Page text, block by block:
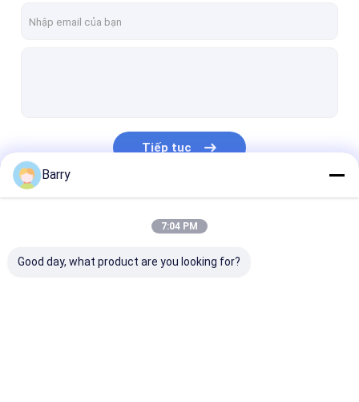
Bút đánh dấu
Keo silicone
Tiếp tục
Barry
7:04 PM
Good day, what product are you looking for?